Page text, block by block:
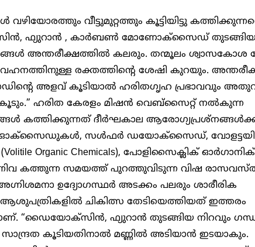
വീട്ടുമുറ്റത്തും കൂട്ടിയിട്ടു
ഫ്യുറാൻ , കാർബൺ മോണോക്‌സൈഡ് തുടങ്ങിയ
അന്തരീക്ഷത്തിൽ കലരും. തന്മൂലം ശ്വാസകോശ
രക്തത്തിന്റെ ശേഷി കുറയും.
അളവ് കൂടിയാൽ ഹരിതഗൃഹ പ്രഭാവവും
ഹരിത കേരളം മിഷൻ വെബ്സൈറ്റ് നൽകുന്ന
കത്തിക്കുന്നത് ദീർഘകാല
ഓക്സൈഡുകൾ, സൾഫർ ഡയോക്സൈഡ്,
Organic Chemicals), പോളിസൈക്ലിക് ഓർഗാനിക്
കത്തുന്ന സമയത്ത് പുറത്തുവിടുന്ന വിഷ
ഉദ്യോഗസ്ഥർ അടക്കം പലരും ശാരീരിക
ചികിത്സ തേടിയെത്തിയത് ഇത്തരം
“ഡൈയോക്സിൻ, ഫ്യുറാൻ തുടങ്ങിയ നിറവും
കൂടിയതിനാൽ മണ്ണിൽ അടിയാൻ ഇടയാകും.